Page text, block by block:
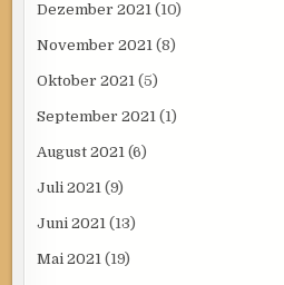
Dezember 2021 (10)
November 2021 (8)
Oktober 2021 (5)
September 2021 (1)
August 2021 (6)
Juli 2021 (9)
Juni 2021 (13)
Mai 2021 (19)